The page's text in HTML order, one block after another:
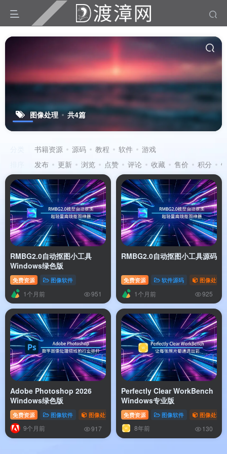
图像处理 共4篇
书籍资源 源码 教程 软件
游戏
发布 更新 浏览 点赞 评论 收藏 售价 积分
RMBG2.0自动抠图小工具
Windows绿色版
免费资源 图像软件
1个月前 951
RMBG2.0自动抠图小工具源码
免费资源 软件源码 图像处理
1个月前 925
Adobe Photoshop 2026
Windows绿色版
免费资源 图像软件 图像处理
9个月前 917
Perfectly Clear WorkBench
Windows专业版
免费资源 图像软件 图像处理
8年前 130